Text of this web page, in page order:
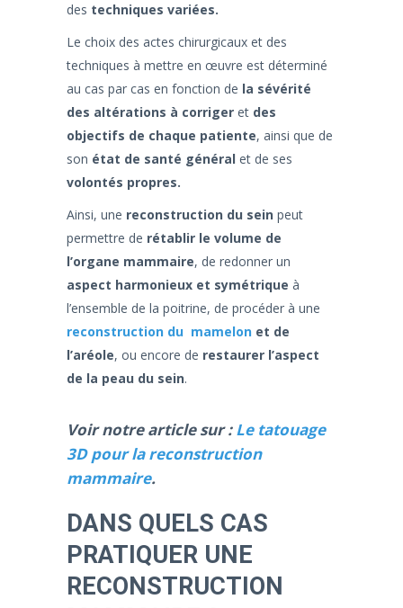
des techniques variées.
Le choix des actes chirurgicaux et des
techniques à mettre en œuvre est déterminé
au cas par cas en fonction de la sévérité
des altérations à corriger et des
objectifs de chaque patiente, ainsi que de
son état de santé général et de ses
volontés propres.
Ainsi, une reconstruction du sein peut
permettre de rétablir le volume de
l’organe mammaire, de redonner un
aspect harmonieux et symétrique à
l’ensemble de la poitrine, de procéder à une
reconstruction du mamelon et de
l’aréole, ou encore de restaurer l’aspect
de la peau du sein.
Voir notre article sur :Le tatouage
3D pour la reconstruction
mammaire.
DANS QUELS CAS
PRATIQUER UNE
RECONSTRUCTION